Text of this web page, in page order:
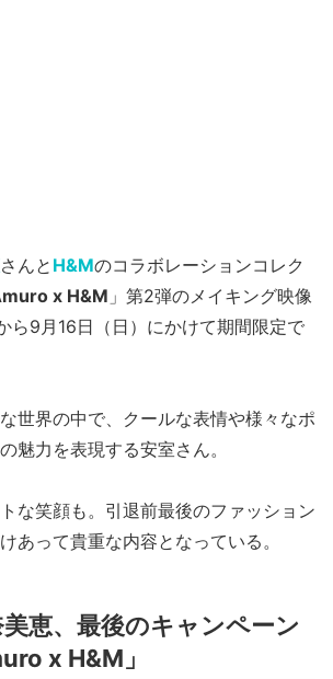
さんと H&Mのコラボレーションコレク
x H&M 」第2弾のメイキング映像
ら9月16日（日）にかけて期間限定で
世界の中で、クールな表情や様々なポ
魅力を表現する安室さん。
な笑顔も。引退前最後のファッション
あって貴重な内容となっている。
恵、最後のキャンペーン
x H&M」